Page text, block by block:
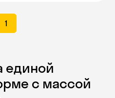
1
единой
с массой